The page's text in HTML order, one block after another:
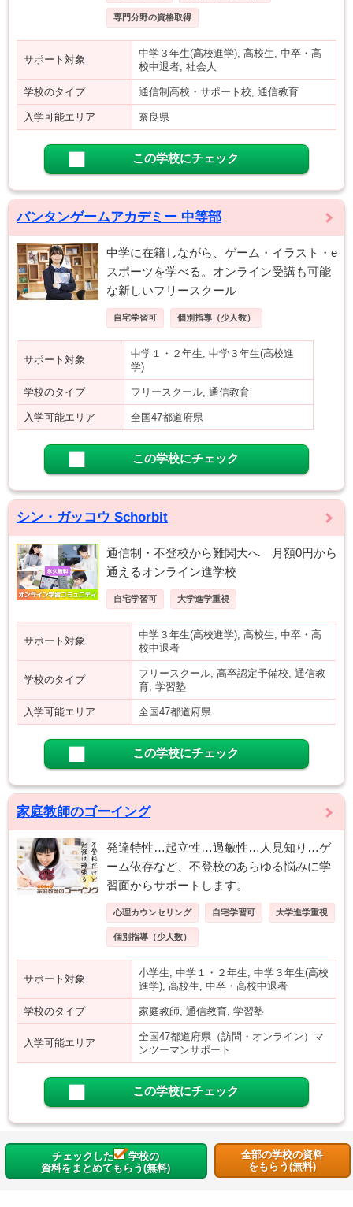
専門分野の資格取得
サポート対象
中学３年生(高校進学), 高校生, 中卒・高
校中退者, 社会人
学校のタイプ 通信制高校・サポート校, 通信教育
入学可能エリア 奈良県
この学校にチェック
バンタンゲームアカデミー 中等部
中学に在籍しながら、ゲーム・イラスト・e
スポーツを学べる。オンライン受講も可能
な新しいフリースクール
自宅学習可 個別指導（少人数）
サポート対象
中学１・２年生, 中学３年生(高校進
学)
学校のタイプ フリースクール, 通信教育
入学可能エリア 全国47都道府県
この学校にチェック
シン・ガッコウ Schorbit
通信制・不登校から難関大へ 月額0円から
通えるオンライン進学校
自宅学習可 大学進学重視
サポート対象
中学３年生(高校進学), 高校生, 中卒・高
校中退者
学校のタイプ
フリースクール, 高卒認定予備校, 通信教
育, 学習塾
入学可能エリア 全国47都道府県
この学校にチェック
家庭教師のゴーイング
発達特性…起立性…過敏性…人見知り…ゲ
ーム依存など、不登校のあらゆる悩みに学
習面からサポートします。
心理カウンセリング 自宅学習可 大学進学重視
個別指導（少人数）
サポート対象
小学生, 中学１・２年生, 中学３年生(高校
進学), 高校生, 中卒・高校中退者
学校のタイプ 家庭教師, 通信教育, 学習塾
入学可能エリア
全国47都道府県（訪問・オンライン）マ
ンツーマンサポート
この学校にチェック
チェックした
学校の
資料をまとめてもらう(無料)
全部の学校の資料
をもらう(無料)